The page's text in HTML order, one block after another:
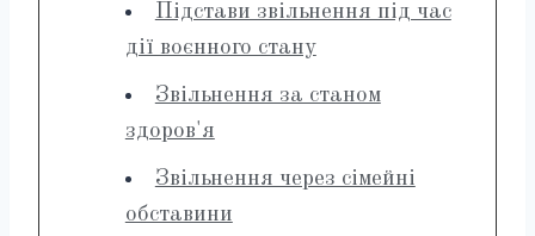
Підстави звільнення під час
дії воєнного стану
Звільнення за станом
здоров'я
Звільнення через сімейні
обставини